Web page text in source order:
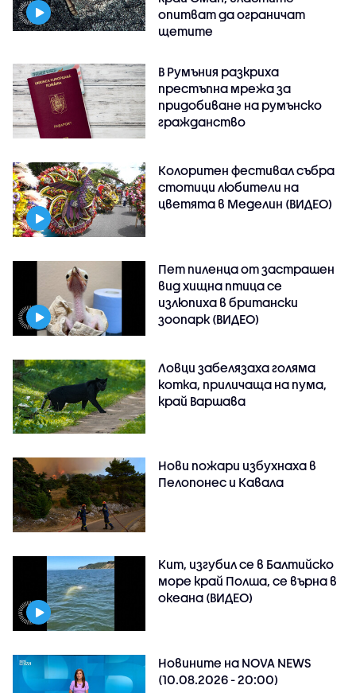
опитват да ограничат
щетите
В Румъния разкриха
престъпна мрежа за
придобиване на румънско
гражданство
Колоритен фестивал събра
стотици любители на
цветята в Меделин (ВИДЕО)
Пет пиленца от застрашен
вид хищна птица се
излюпиха в британски
зоопарк (ВИДЕО)
Ловци забелязаха голяма
котка, приличаща на пума,
край Варшава
Нови пожари избухнаха в
Пелопонес и Кавала
Кит, изгубил се в Балтийско
море край Полша, се върна в
океана (ВИДЕО)
Новините на NOVA NEWS
(10.08.2026 - 20:00)